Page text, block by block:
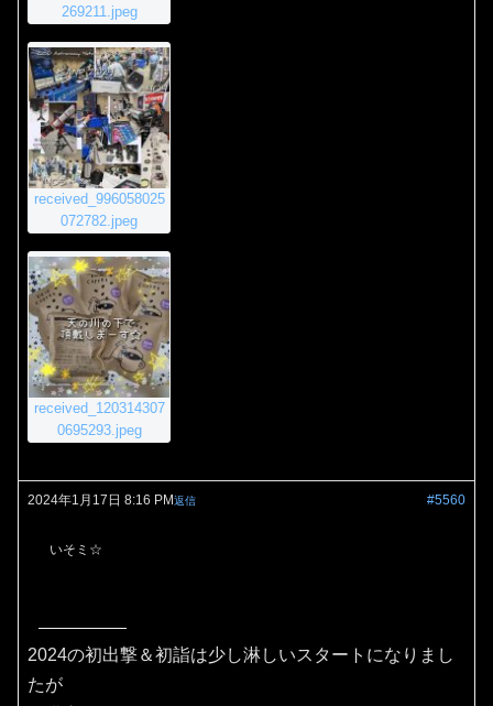
269211.jpeg
received_996058025
072782.jpeg
received_120314307
0695293.jpeg
2024年1月17日 8:16 PM #5560
返信
いそミ☆
2024の初出撃＆初詣は少し淋しいスタートになりまし
たが